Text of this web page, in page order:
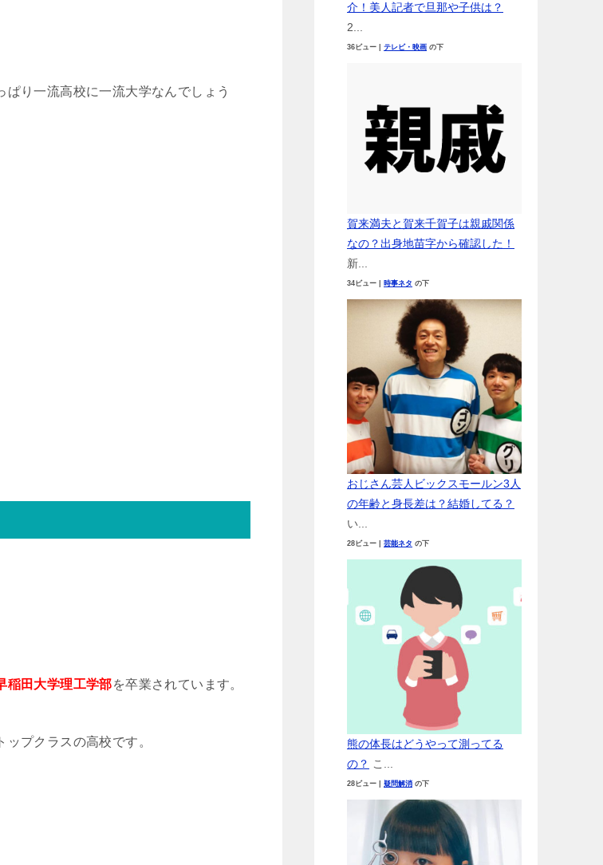
り一流高校に一流大学なんでしょう
稲田大学理工学部を卒業されています。
プクラスの高校です。
介！美人記者で旦那や子供は？
2...
36ビュー テレビ・映画 の下
賀来満夫と賀来千賀子は親戚関係
なの？出身地苗字から確認した！
新...
34ビュー 時事ネタ の下
おじさん芸人ビックスモールン3人
の年齢と身長差は？結婚してる？
い...
28ビュー 芸能ネタ の下
熊の体長はどうやって測ってる
の？ こ...
28ビュー 疑問解消 の下